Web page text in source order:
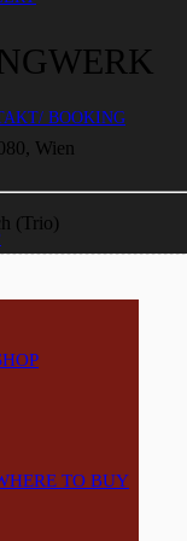
BOOKING
TO BUY
Wien
(Trio)